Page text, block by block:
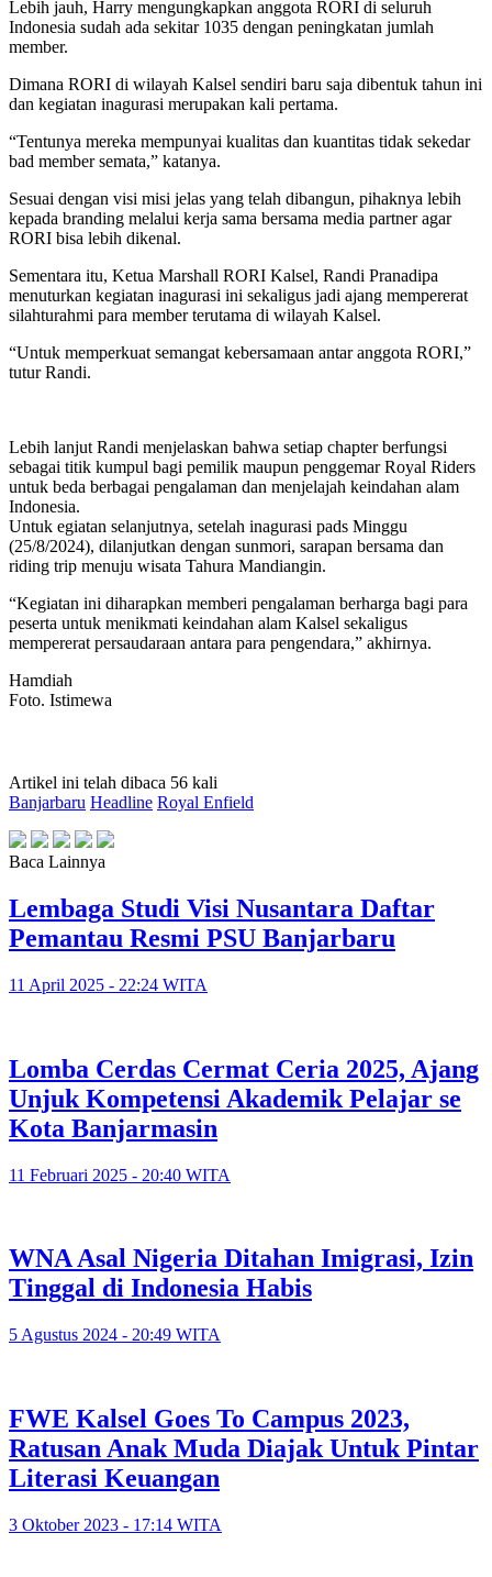
Lebih jauh, Harry mengungkapkan anggota RORI di seluruh
Indonesia sudah ada sekitar 1035 dengan peningkatan jumlah
member.
Dimana RORI di wilayah Kalsel sendiri baru saja dibentuk tahun ini
dan kegiatan inagurasi merupakan kali pertama.
“Tentunya mereka mempunyai kualitas dan kuantitas tidak sekedar
bad member semata,” katanya.
Sesuai dengan visi misi jelas yang telah dibangun, pihaknya lebih
kepada branding melalui kerja sama bersama media partner agar
RORI bisa lebih dikenal.
Sementara itu, Ketua Marshall RORI Kalsel, Randi Pranadipa
menuturkan kegiatan inagurasi ini sekaligus jadi ajang mempererat
silahturahmi para member terutama di wilayah Kalsel.
“Untuk memperkuat semangat kebersamaan antar anggota RORI,”
tutur Randi.
Lebih lanjut Randi menjelaskan bahwa setiap chapter berfungsi
sebagai titik kumpul bagi pemilik maupun penggemar Royal Riders
untuk beda berbagai pengalaman dan menjelajah keindahan alam
Indonesia.
Untuk egiatan selanjutnya, setelah inagurasi pads Minggu
(25/8/2024), dilanjutkan dengan sunmori, sarapan bersama dan
riding trip menuju wisata Tahura Mandiangin.
“Kegiatan ini diharapkan memberi pengalaman berharga bagi para
peserta untuk menikmati keindahan alam Kalsel sekaligus
mempererat persaudaraan antara para pengendara,” akhirnya.
Hamdiah
Foto. Istimewa
Artikel ini telah dibaca 56 kali
Banjarbaru Headline Royal Enfield
Baca Lainnya
Lembaga Studi Visi Nusantara Daftar
Pemantau Resmi PSU Banjarbaru
11 April 2025 - 22:24 WITA
Lomba Cerdas Cermat Ceria 2025, Ajang
Unjuk Kompetensi Akademik Pelajar se
Kota Banjarmasin
11 Februari 2025 - 20:40 WITA
WNA Asal Nigeria Ditahan Imigrasi, Izin
Tinggal di Indonesia Habis
5 Agustus 2024 - 20:49 WITA
FWE Kalsel Goes To Campus 2023,
Ratusan Anak Muda Diajak Untuk Pintar
Literasi Keuangan
3 Oktober 2023 - 17:14 WITA